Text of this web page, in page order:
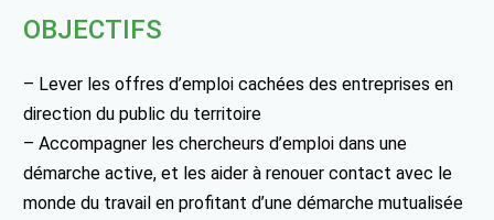
OBJECTIFS
– Lever les offres d’emploi cachées des entreprises en
direction du public du territoire
– Accompagner les chercheurs d’emploi dans une
démarche active, et les aider à renouer contact avec le
monde du travail en profitant d’une démarche mutualisée